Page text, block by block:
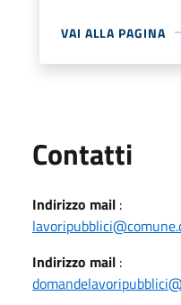
VAI ALLA PAGINA
Contatti
Indirizzo mail :
Indirizzo mail :